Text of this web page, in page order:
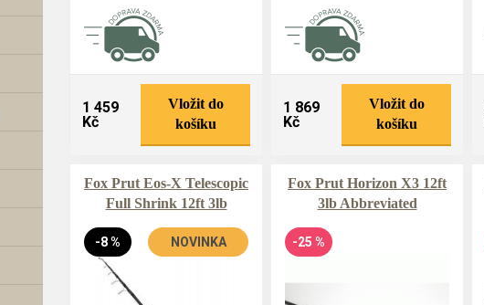
1 459
Kč
Vložit do
košíku
1 869
Kč
Vložit do
košíku
Fox Prut Eos-X Telescopic
Full Shrink 12ft 3lb
-8 % NOVINKA
Fox Prut Horizon X3 12ft
3lb Abbreviated
-25 %